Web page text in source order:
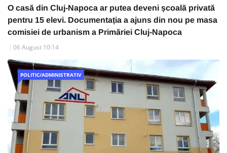
O casă din Cluj-Napoca ar putea deveni școală privată
pentru 15 elevi. Documentația a ajuns din nou pe masa
comisiei de urbanism a Primăriei Cluj-Napoca
06 August 10:14
POLITIC/ADMINISTRATIV